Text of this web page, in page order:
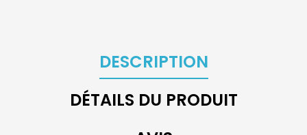
DESCRIPTION
DÉTAILS DU PRODUIT